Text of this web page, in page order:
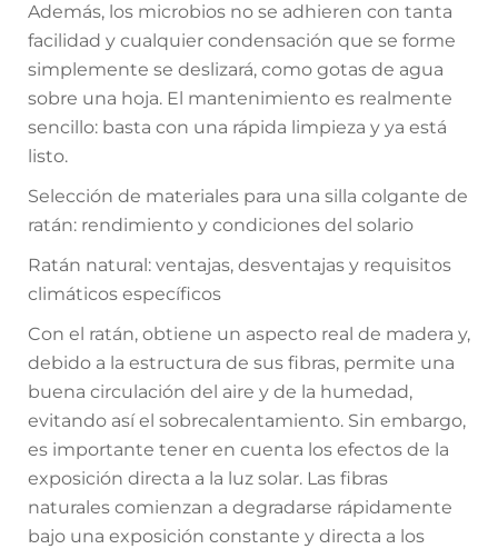
Además, los microbios no se adhieren con tanta
facilidad y cualquier condensación que se forme
simplemente se deslizará, como gotas de agua
sobre una hoja. El mantenimiento es realmente
sencillo: basta con una rápida limpieza y ya está
listo.
Selección de materiales para una silla colgante de
ratán: rendimiento y condiciones del solario
Ratán natural: ventajas, desventajas y requisitos
climáticos específicos
Con el ratán, obtiene un aspecto real de madera y,
debido a la estructura de sus fibras, permite una
buena circulación del aire y de la humedad,
evitando así el sobrecalentamiento. Sin embargo,
es importante tener en cuenta los efectos de la
exposición directa a la luz solar. Las fibras
naturales comienzan a degradarse rápidamente
bajo una exposición constante y directa a los